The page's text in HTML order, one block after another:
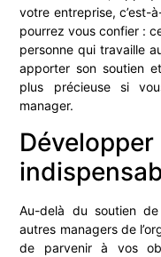
votre entreprise, c’est-
pourrez vous confier :
personne qui travaille
apporter son soutien
plus précieuse si
manager.
Au-delà du soutien
autres managers de
de parvenir à vos